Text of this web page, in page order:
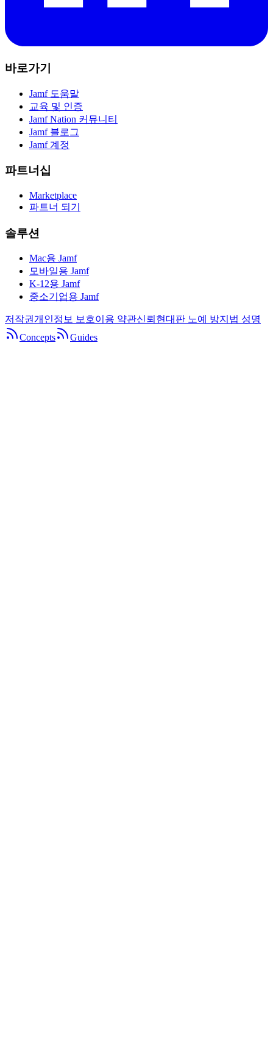
바로가기
Jamf 도움말
교육 및 인증
Jamf Nation 커뮤니티
Jamf 블로그
Jamf 계정
파트너십
Marketplace
파트너 되기
솔루션
Mac용 Jamf
모바일용 Jamf
K-12용 Jamf
중소기업용 Jamf
저작권개인정보 보호이용 약관신뢰 현대판 노예 방지법 성명
Concepts
Guides